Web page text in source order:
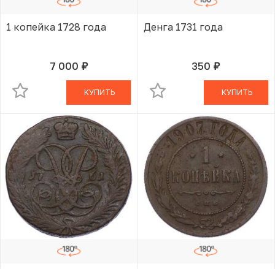
1 копейка 1728 года
7 000 руб.
В КОРЗИНЕ
КУПИТЬ
Денга 1731 года
350 руб.В КОРЗИНЕ
КУПИТЬ